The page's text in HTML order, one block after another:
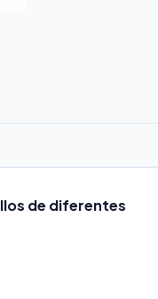
de diferentes